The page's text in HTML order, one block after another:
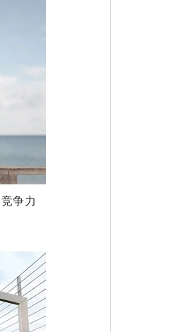
争力